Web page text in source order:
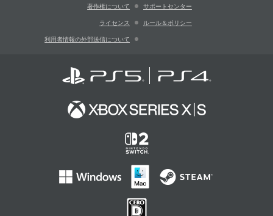
著作権について サポートセンター
ライセンス ルール＆ポリシー
利用者情報の外部送信について